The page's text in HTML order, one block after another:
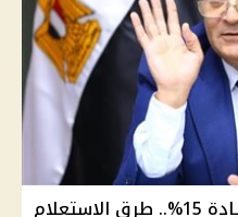
معاشات أغسطس 2026 بالزيادة 15%.. طرق الاستعلام